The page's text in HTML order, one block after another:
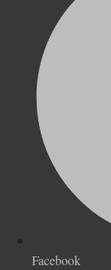
Facebook